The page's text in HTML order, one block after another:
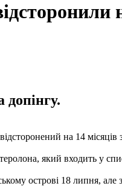
на 14 місяців
який входить у
острові 18 липня, але